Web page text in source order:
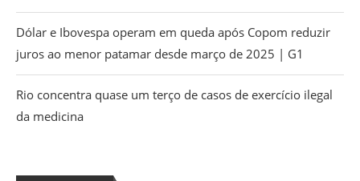
Dólar e Ibovespa operam em queda após Copom reduzir
juros ao menor patamar desde março de 2025 | G1
Rio concentra quase um terço de casos de exercício ilegal
da medicina